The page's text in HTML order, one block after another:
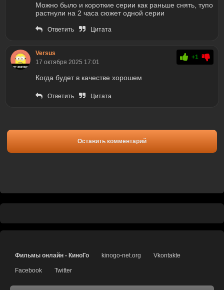
Можно было и короткие серии как раньше снять, тупо
растнули на 2 часа сюжет одной серии
Ответить Цитата
Versus
17 октября 2025 17:01
+1
Когда будет в качестве хорошем
Ответить Цитата
Оставить комментарий
Фильмы онлайн - КиноГо kinogo-net.org Vkontakte
Facebook Twitter